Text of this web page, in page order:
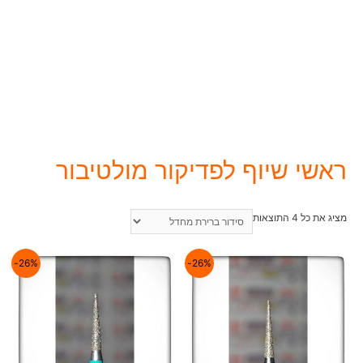
ראשי שיוף לפדיקור מולטיבור
מציג את כל 4 התוצאות
26%-
26%-